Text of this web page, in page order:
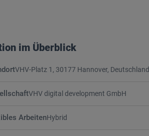
im Überblick
VHV-Platz 1, 30177 Hannover, Deutschland
VHV digital development GmbH
ArbeitenHybrid